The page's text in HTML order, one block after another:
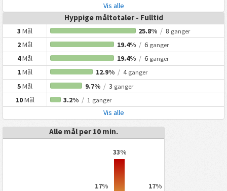
Vis alle
Hyppige måltotaler - Fulltid
3Mål 25.8% / 8 ganger
2Mål 19.4% /6 ganger
4Mål 19.4% /6 ganger
1Mål 12.9% /4 ganger
5Mål 9.7% /3 ganger
10Mål 3.2% / 1 ganger
Vis alle
Alle mål per 10 min.
17%
33%
17%